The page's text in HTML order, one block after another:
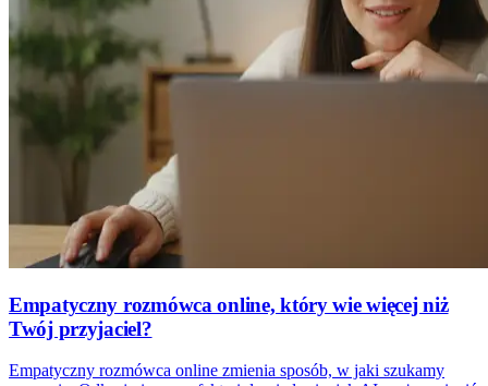
Empatyczny rozmówca online, który wie więcej niż
Twój przyjaciel?
Empatyczny rozmówca online zmienia sposób, w jaki szukamy